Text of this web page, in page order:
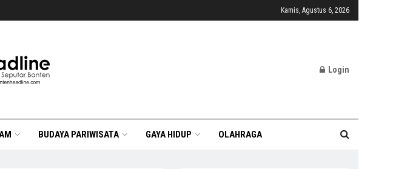
Kamis, Agustus 6, 2026
Login
BUDAYA PARIWISATA GAYA HIDUP OLAHRAGA